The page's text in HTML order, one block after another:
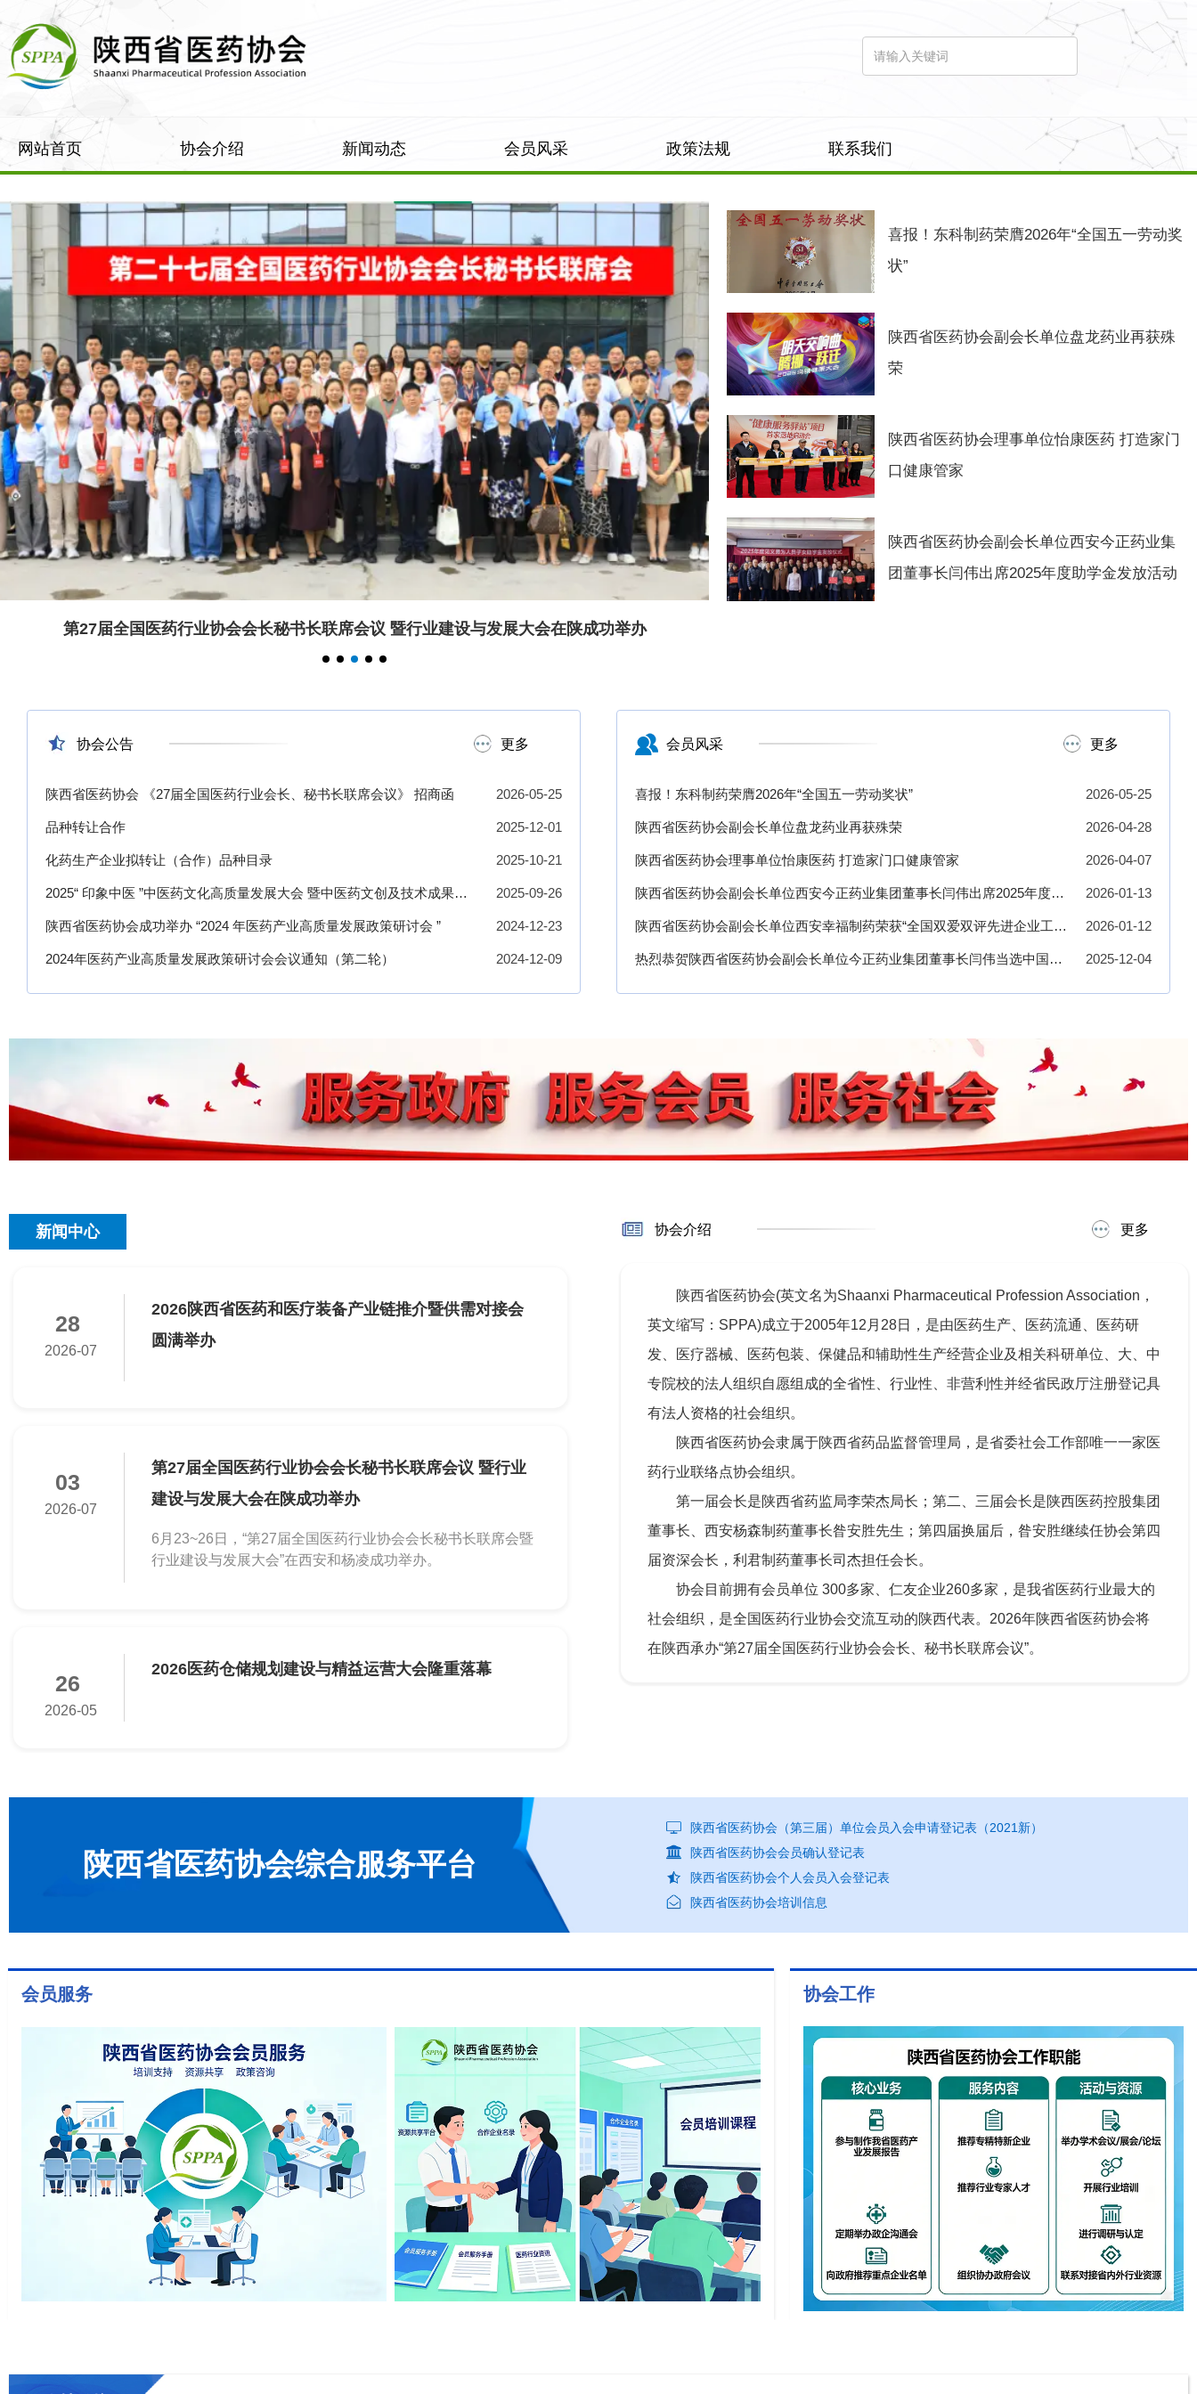
网站首页 协会介绍 新闻动态 会员风采 政策法规 联系我们
2026陕西省医药
和医疗装备产业
链推介暨供需对
接会圆满举办
质量检验检测技
术大会成功举办
第27届全国医药
行业协会会长秘
书长联席会议 暨
行业建设与发展
大会在陕成功举
办
2026医药仓储规
划建设与精益运
营大会隆重落幕
2026医药仓储规划建设与精益运营大会隆重落幕
喜报！东科制药荣膺2026年“全国五一劳动奖
状”
陕西省医药协会副会长单位盘龙药业再获殊
荣
陕西省医药协会理事单位怡康医药 打造家门
口健康管家
陕西省医药协会副会长单位西安今正药业集
团董事长闫伟出席2025年度助学金发放活动
协会公告 更多
2026-05-25
陕西省医药协会 《27届全国医药行业会长、秘书长联席会议》 招商函
2025-12-01
品种转让合作
2025-10-21
化药生产企业拟转让（合作）品种目录
2025-09-26
2025“ 印象中医 ”中医药文化高质量发展大会 暨中医药文创及技术成果展
即将开幕 2024-12-23
陕西省医药协会成功举办 “2024 年医药产业高质量发展政策研讨会 ”
2024-12-09
2024年医药产业高质量发展政策研讨会会议通知（第二轮）
会员风采 更多
2026-05-25
喜报！东科制药荣膺2026年“全国五一劳动奖状”
2026-04-28
陕西省医药协会副会长单位盘龙药业再获殊荣
2026-04-07
陕西省医药协会理事单位怡康医药 打造家门口健康管家
2026-01-13
陕西省医药协会副会长单位西安今正药业集团董事长闫伟出席2025年度助
学金发放活动 2026-01-12
陕西省医药协会副会长单位西安幸福制药荣获“全国双爱双评先进企业工
会“ 2025-12-04
热烈恭贺陕西省医药协会副会长单位今正药业集团董事长闫伟当选中国光
彩事业促进会第七届理事会理事
新闻中心
28
2026-07
2026陕西省医药和医疗装备产业链推介暨供需对接会
圆满举办
03
2026-07
第27届全国医药行业协会会长秘书长联席会议 暨行业
建设与发展大会在陕成功举办
6月23~26日，“第27届全国医药行业协会会长秘书长联席会暨
行业建设与发展大会”在西安和杨凌成功举办。
26
2026-05
2026医药仓储规划建设与精益运营大会隆重落幕
协会介绍 更多
陕西省医药协会(英文名为Shaanxi Pharmaceutical Profession Association，
英文缩写：SPPA)成立于2005年12月28日，是由医药生产、医药流通、医药研
发、医疗器械、医药包装、保健品和辅助性生产经营企业及相关科研单位、大、中
专院校的法人组织自愿组成的全省性、行业性、非营利性并经省民政厅注册登记具
有法人资格的社会组织。
陕西省医药协会隶属于陕西省药品监督管理局，是省委社会工作部唯一一家医
药行业联络点协会组织。
第一届会长是陕西省药监局李荣杰局长；第二、三届会长是陕西医药控股集团
董事长、西安杨森制药董事长昝安胜先生；第四届换届后，昝安胜继续任协会第四
届资深会长，利君制药董事长司杰担任会长。
协会目前拥有会员单位 300多家、仁友企业260多家，是我省医药行业最大的
社会组织，是全国医药行业协会交流互动的陕西代表。2026年陕西省医药协会将
在陕西承办“第27届全国医药行业协会会长、秘书长联席会议”。
陕西省医药协会综合服务平台
陕西省医药协会（第三届）单位会员入会申请登记表（2021新）
陕西省医药协会会员确认登记表
陕西省医药协会个人会员入会登记表
陕西省医药协会培训信息
会员服务 协会工作